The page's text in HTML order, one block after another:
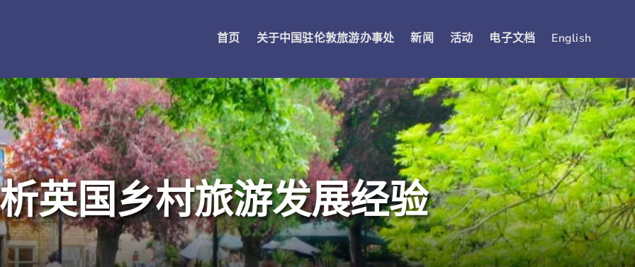
首页 关于中国驻伦敦旅游办事处 新闻 活动 电子文档 English
英国乡村旅游发展经验